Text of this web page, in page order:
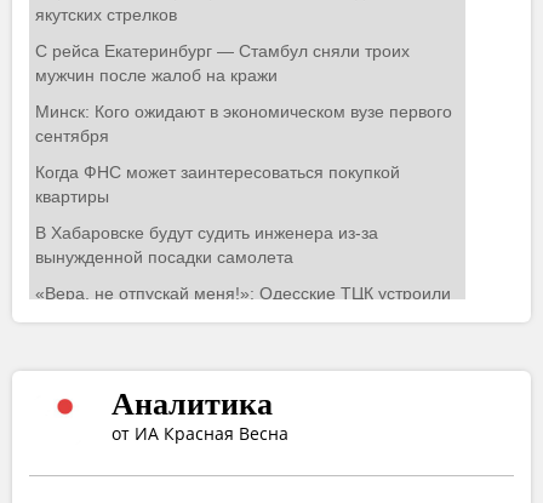
Аналитика
от ИА Красная Весна